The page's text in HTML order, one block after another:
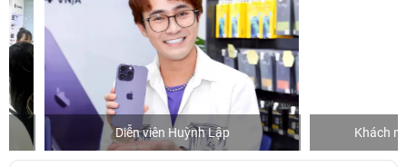
Diễn viên Huỳnh Lập Khách mua